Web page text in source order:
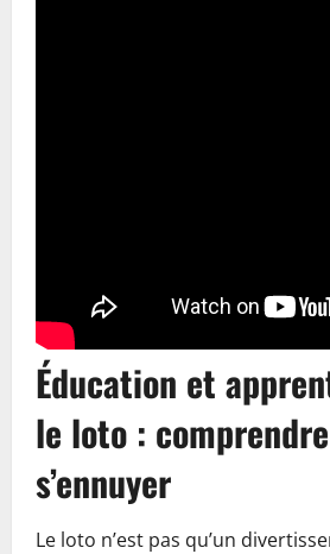
Éducation et
le loto :
s’ennuyer
Le loto n’est pas qu’un